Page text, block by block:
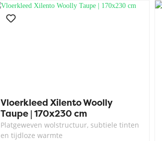
Vloerkleed Xilento Woolly
Taupe | 170x230 cm
Platgeweven wolstructuur, subtiele tinten
en tijdloze warmte